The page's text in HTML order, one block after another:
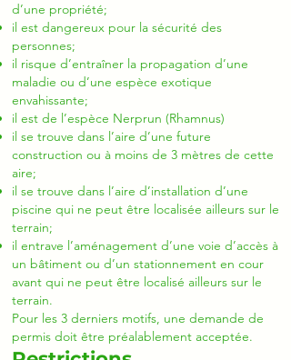
d’une propriété;
il est dangereux pour la sécurité des
personnes;
il risque d’entraîner la propagation d’une
maladie ou d’une espèce exotique
envahissante;
il est de l’espèce Nerprun (Rhamnus)
il se trouve dans l’aire d’une future
construction ou à moins de 3 mètres de cette
aire;
il se trouve dans l’aire d’installation d’une
piscine qui ne peut être localisée ailleurs sur le
terrain;
il entrave l’aménagement d’une voie d’accès à
un bâtiment ou d’un stationnement en cour
avant qui ne peut être localisé ailleurs sur le
terrain.
Pour les 3 derniers motifs, une demande de
permis doit être préalablement acceptée.